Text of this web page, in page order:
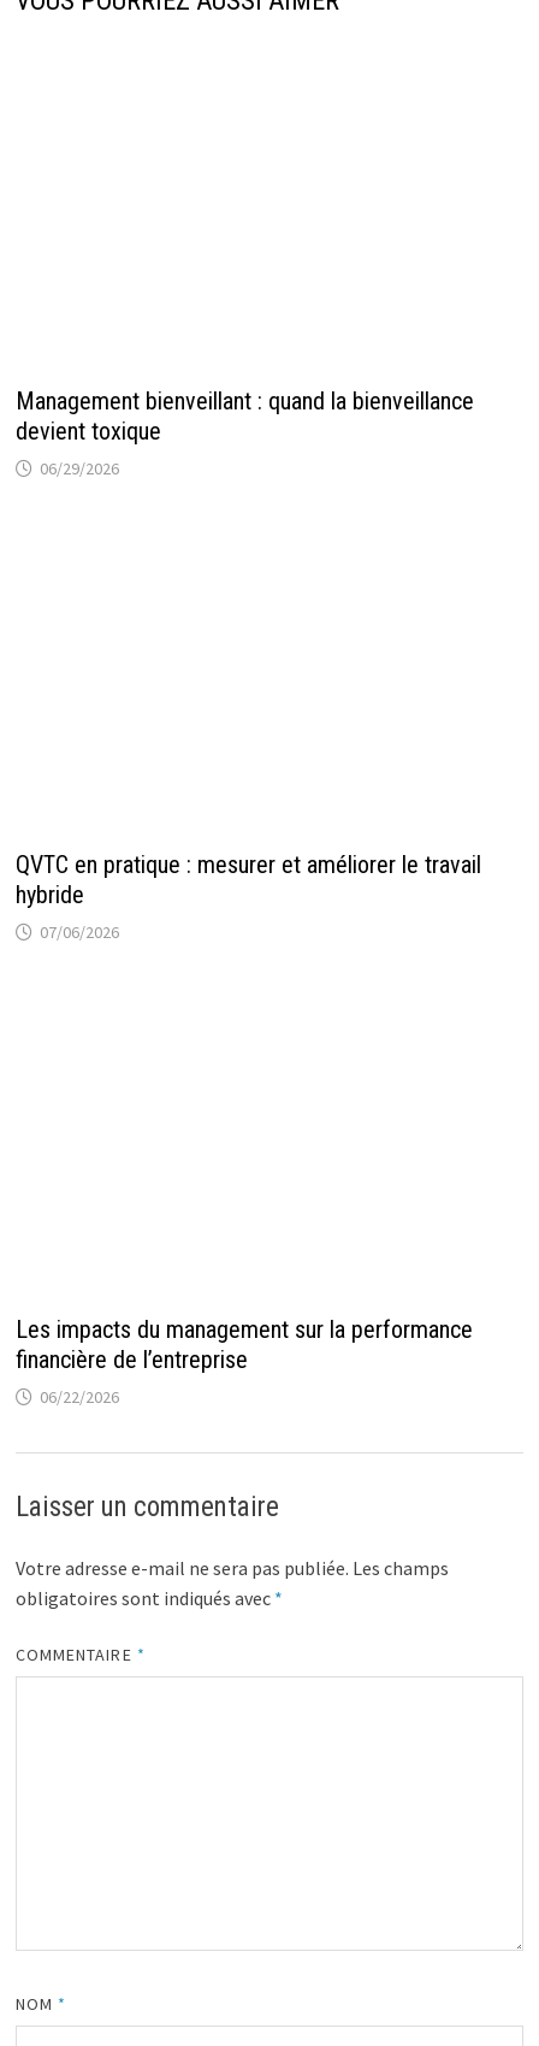
Management bienveillant : quand la bienveillance
devient toxique
06/29/2026
QVTC en pratique : mesurer et améliorer le travail
hybride
07/06/2026
Les impacts du management sur la performance
financière de l’entreprise
06/22/2026
Laisser un commentaire
Votre adresse e-mail ne sera pas publiée. Les champs
obligatoires sont indiqués avec *
COMMENTAIRE *
NOM *